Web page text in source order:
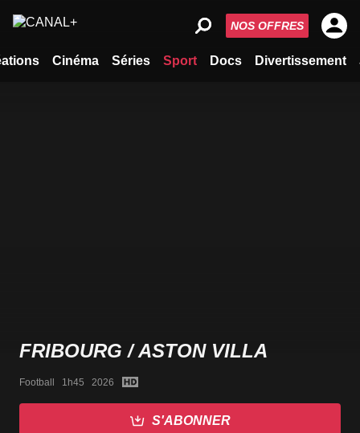
Cinéma Séries Sport Docs Divertissement
NOS OFFRES
FRIBOURG / ASTON VILLA
Football   1h45   2026
S'ABONNER